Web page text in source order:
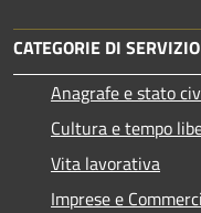
CATEGORIE DI SERVIZIO
Anagrafe e stato
Cultura e tempo
Vita lavorativa
Imprese e